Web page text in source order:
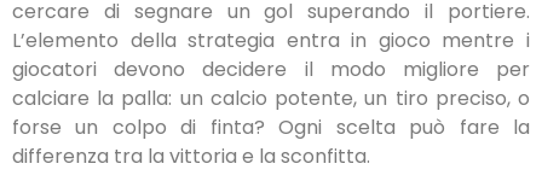
cercare di segnare un gol superando il portiere.
L’elemento della strategia entra in gioco mentre i
giocatori devono decidere il modo migliore per
calciare la palla: un calcio potente, un tiro preciso, o
forse un colpo di finta? Ogni scelta può fare la
differenza tra la vittoria e la sconfitta.